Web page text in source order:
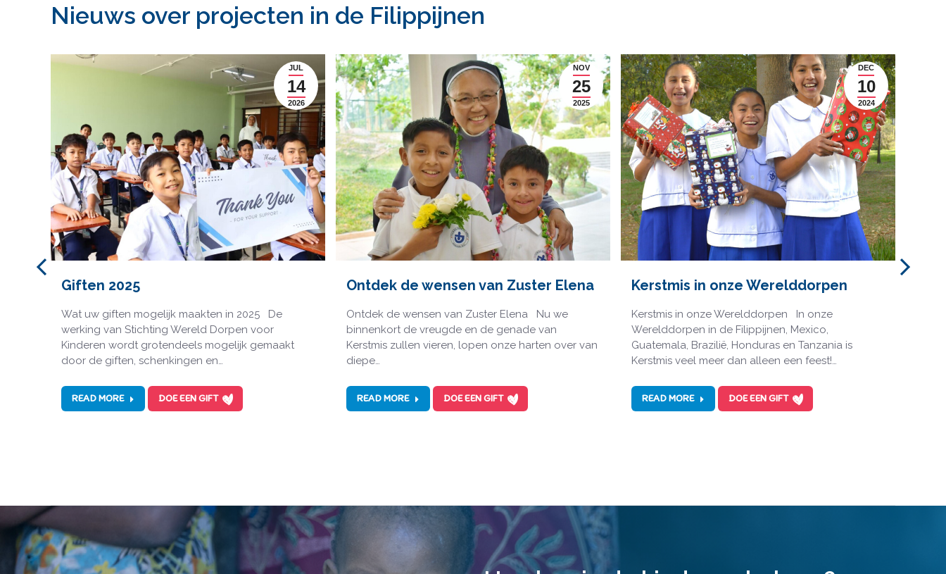
Nieuws over projecten in de Filippijnen
JUL
14
2026
Giften 2025
Wat uw giften mogelijk maakten in 2025 De
werking van Stichting Wereld Dorpen voor
Kinderen wordt grotendeels mogelijk gemaakt
door de giften, schenkingen en…
READ MORE DOE EEN GIFT
NOV
25
2025
Ontdek de wensen van Zuster Elena
Ontdek de wensen van Zuster Elena Nu we
binnenkort de vreugde en de genade van
Kerstmis zullen vieren, lopen onze harten over van
diepe…
READ MORE DOE EEN GIFT
DEC
10
2024
Kerstmis in onze Werelddorpen
Kerstmis in onze Werelddorpen In onze
Werelddorpen in de Filippijnen, Mexico,
Guatemala, Brazilië, Honduras en Tanzania is
Kerstmis veel meer dan alleen een feest!…
READ MORE DOE EEN GIFT